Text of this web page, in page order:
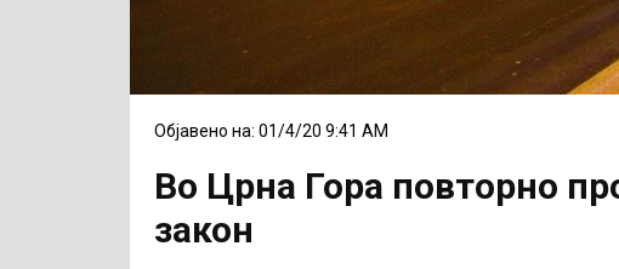
Објавено на: 01/4/20 9:41 AM
Во Црна Гора повторно
закон